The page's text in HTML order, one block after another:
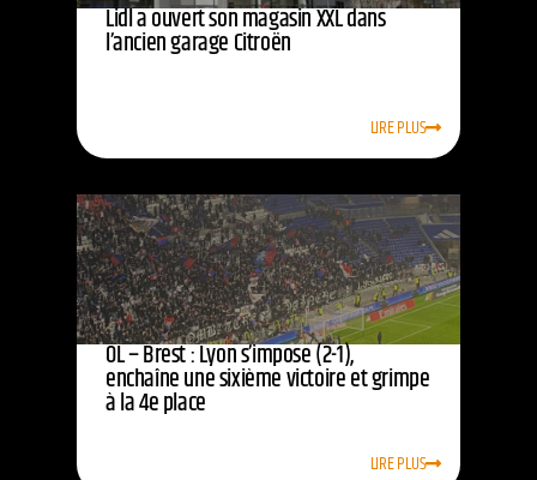
Lidl a ouvert son magasin XXL dans
l’ancien garage Citroën
LIRE PLUS
OL – Brest : Lyon s’impose (2-1),
enchaîne une sixième victoire et grimpe
à la 4e place
LIRE PLUS